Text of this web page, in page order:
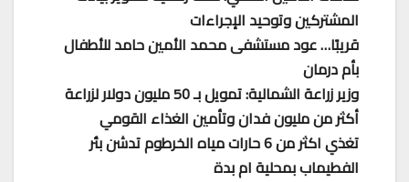
المشتركين وتوحيد الإجراءات
قريبًا… عود مستشفى محمد الأمين حامد للأطفال
بأم درمان
وزير زراعة الشمالية: تمويل بـ 50 مليون دولار لزراعة
أكثر من مليون فدان وتأمين الغذاء القومي
تغذي اكثر من 6 حارات مياه الخرطوم تدشن بئر
الفطيماب بمحلية ام بدة